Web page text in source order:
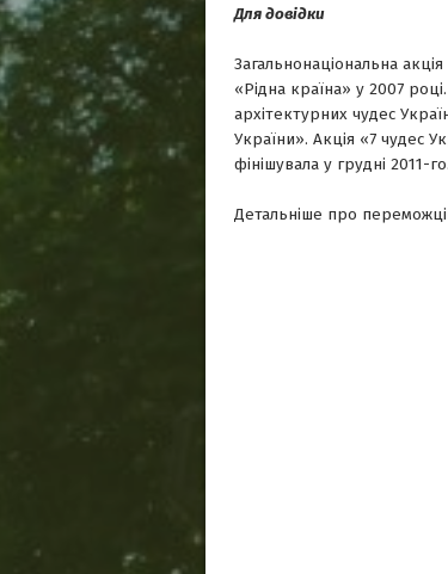
Для довідки
Загальнонаціональна
«Рідна країна» у 2007
архітектурних чудес
України». Акція «7 чудес
фінішувала у грудні 2011-го.
Детальніше про